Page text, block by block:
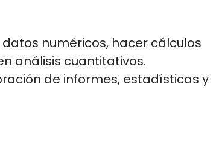
numéricos, hacer cálculos
análisis cuantitativos.
de informes, estadísticas y